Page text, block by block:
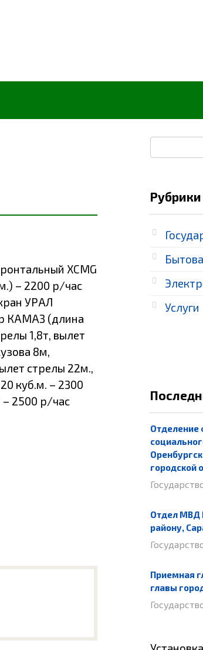
XCMG
– 2200 р/час
УРАЛ
КАМАЗ (длина
1,8т, вылет
8м,
стрелы 22м.,
куб.м. – 2300
2500 р/час
Рубрики
Услуги
Отделение
городской
Отдел МВД
району,
Приемная
главы